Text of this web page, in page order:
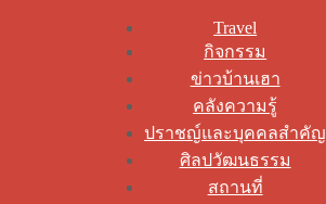
Travel
กิจกรรม
ข่าวบ้านเฮา
คลังความรู้
ปราชญ์และบุคคลสำคัญ
ศิลปวัฒนธรรม
สถานที่